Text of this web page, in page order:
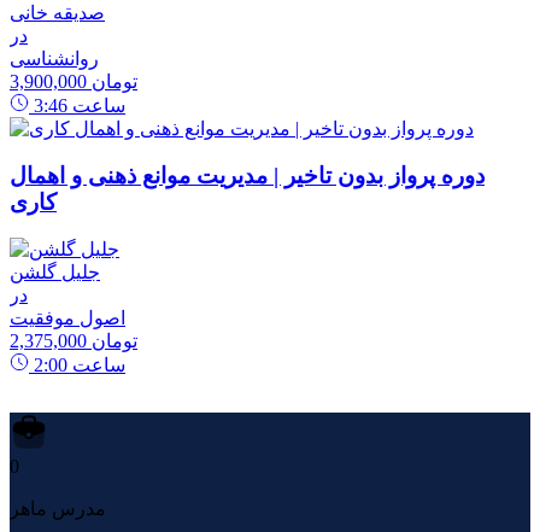
صدیقه خانی
در
روانشناسی
3,900,000 تومان
3:46 ساعت
دوره پرواز بدون تاخیر | مدیریت موانع ذهنی و اهمال
کاری
جلیل گلشن
در
اصول موفقیت
2,375,000 تومان
2:00 ساعت
0
مدرس ماهر